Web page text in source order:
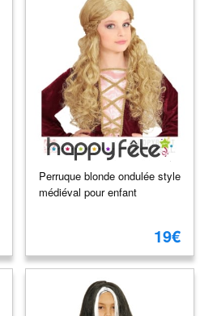
Perruque blonde ondulée style
médiéval pour enfant
19€